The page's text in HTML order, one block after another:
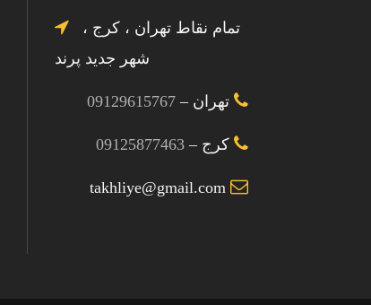
شهر جدید پرند
تهران – 09129615767
کرج – 09125877463